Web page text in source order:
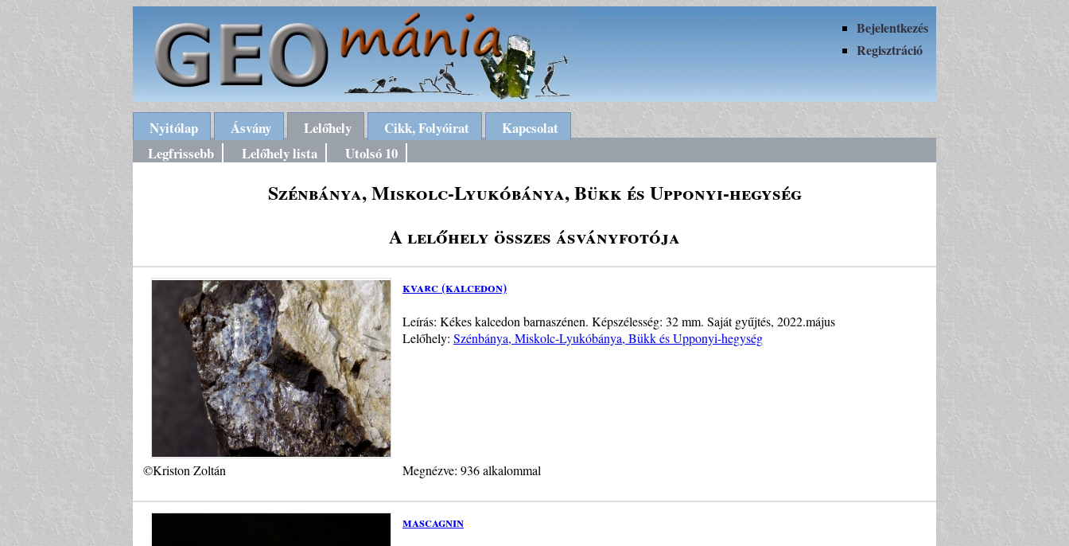
Bejelentkezés
Regisztráció
Nyitólap Ásvány Lelőhely Cikk, Folyóirat
Kapcsolat
Legfrissebb
Lelőhely lista Utolsó 10
Szénbánya, Miskolc-Lyukóbánya, Bükk és Upponyi-hegység
A lelőhely összes ásványfotója
kvarc (kalcedon)
Leírás: Kékes kalcedon barnaszénen. Képszélesség: 32 mm. Saját gyűjtés, 2022.május
Lelőhely: Szénbánya, Miskolc-Lyukóbánya, Bükk és Upponyi-hegység
©Kriston Zoltán Megnézve: 936 alkalommal
mascagnin